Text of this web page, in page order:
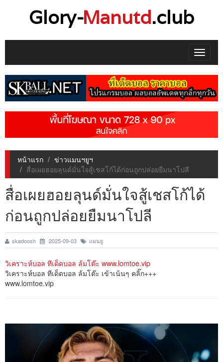
Glory-Manutd.club
Toggle
หน้าแรก
ข่าวแมนฯยูฯ
สื่อเผยฮอยลุนด์มั่นใจสู้เชสโก้ได้ก่อนถูกปล่อยยืมนาโปลี
สื่อเผยฮอยลุนด์มั่นใจสู้เชสโก้ได้
ก่อนถูกปล่อยยืมนาโปลี
skadoosh 2025-09-03 แมนยู
วิเคราะห์บอล ทีเด็ดบอล ล้มโต๊ะ www.lomtoe.vip
วิเคราะห์บอล ทีเด็ดบอล ล้มโต๊ะ เข้าเน้นๆ คลิ๊ก+++
www.lomtoe.vip